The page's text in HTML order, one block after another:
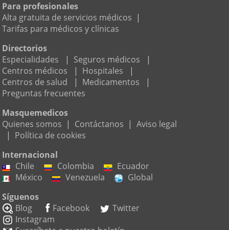
Para profesionales
Alta gratuita de servicios médicos |
Tarifas para médicos y clínicas
Directorios
Especialidades
| Seguros médicos
|
Centros médicos
| Hospitales
|
Centros de salud
| Medicamentos
|
Preguntas frecuentes
Masquemedicos
Quienes somos | Contáctanos | Aviso legal
| Política de cookies
Internacional
Chile
Colombia
Ecuador
México
Venezuela
Global
Síguenos
Blog
Facebook
Twitter
Instagram